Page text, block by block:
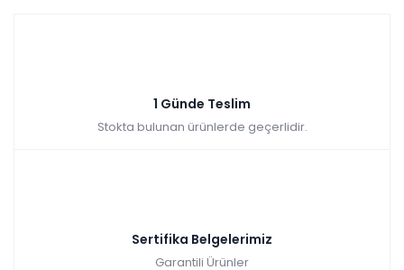
1 Günde Teslim
Stokta bulunan ürünlerde geçerlidir.
Sertifika Belgelerimiz
Garantili Ürünler